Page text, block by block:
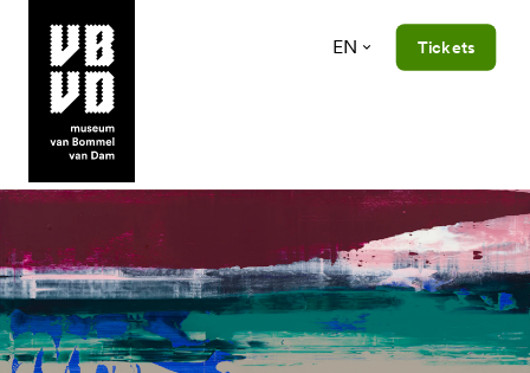
museum van Bommel van Dam
EN Tickets